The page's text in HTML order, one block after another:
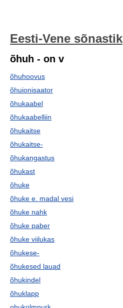
Eesti-Vene sõnastik
õhuh - on v
õhuhoovus
õhuionisaator
õhukaabel
õhukaabelliin
õhukaitse
õhukaitse-
õhukangastus
õhukast
õhuke
õhuke e. madal vesi
õhuke nahk
õhuke paber
õhuke viilukas
õhukese-
õhukesed lauad
õhukindel
õhuklapp